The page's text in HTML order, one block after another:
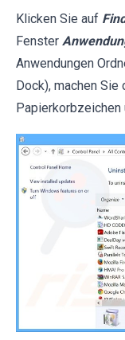
Klicken Sie auf
Fenster
Anwendungen
Dock), machen
Papierkorbzeichen